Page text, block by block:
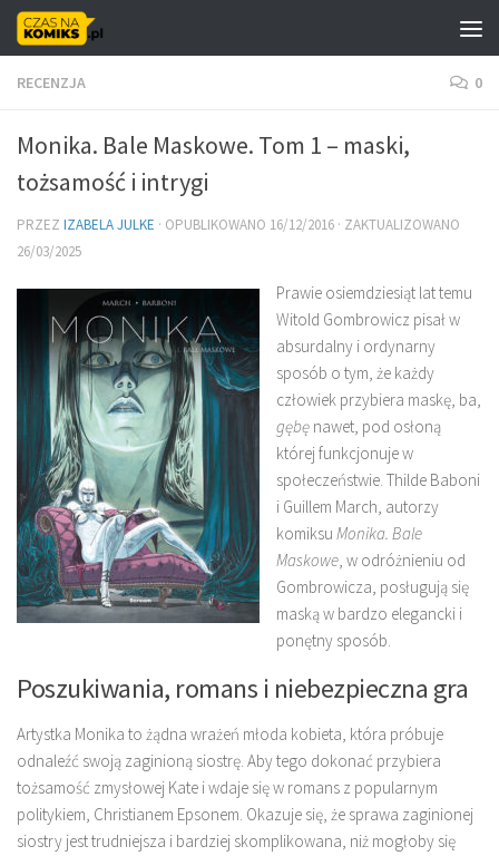
Skip to content
RECENZJA 0
Monika. Bale Maskowe. Tom 1 – maski,
tożsamość i intrygi
PRZEZ IZABELA JULKE · OPUBLIKOWANO 16/12/2016 · ZAKTUALIZOWANO
26/03/2025
Prawie osiemdziesiąt lat temu
Witold Gombrowicz pisał w
absurdalny i ordynarny
sposób o tym, że każdy
człowiek przybiera maskę, ba,
gębę nawet, pod osłoną
której funkcjonuje w
społeczeństwie. Thilde Baboni
i Guillem March, autorzy
komiksu Monika. Bale
Maskowe, w odróżnieniu od
Gombrowicza, posługują się
maską w bardzo elegancki i
ponętny sposób.
Poszukiwania, romans i niebezpieczna gra
Artystka Monika to żądna wrażeń młoda kobieta, która próbuje
odnaleźć swoją zaginioną siostrę. Aby tego dokonać przybiera
tożsamość zmysłowej Kate i wdaje się w romans z popularnym
politykiem, Christianem Epsonem. Okazuje się, że sprawa zaginionej
siostry jest trudniejsza i bardziej skomplikowana, niż mogłoby się